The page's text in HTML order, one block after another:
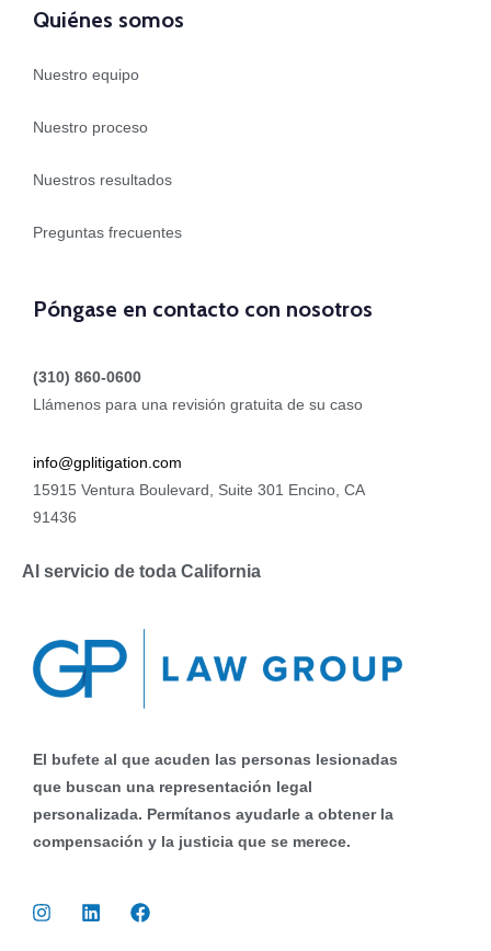
Quiénes somos
Nuestro equipo
Nuestro proceso
Nuestros resultados
Preguntas frecuentes
Póngase en contacto con nosotros
(310) 860-0600
Llámenos para una revisión gratuita de su caso
info@gplitigation.com
15915 Ventura Boulevard, Suite 301 Encino, CA
91436
Al servicio de toda California
El bufete al que acuden las personas lesionadas
que buscan una representación legal
personalizada. Permítanos ayudarle a obtener la
compensación y la justicia que se merece.